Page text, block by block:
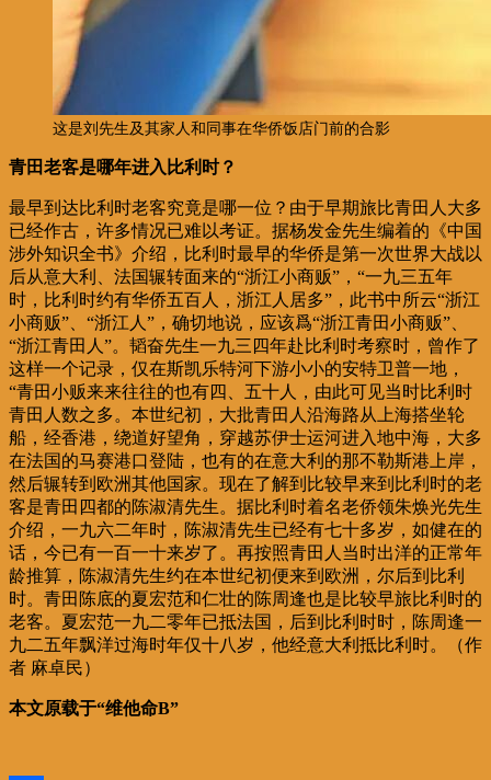
这是刘先生及其家人和同事在华侨饭店门前的合影
青田老客是哪年进入比利时？
最早到达比利时老客究竟是哪一位？由于早期旅比青田人大多
已经作古，许多情况已难以考证。据杨发金先生编着的《中国
涉外知识全书》介绍，比利时最早的华侨是第一次世界大战以
后从意大利、法国辗转面来的“浙江小商贩”，“一九三五年
时，比利时约有华侨五百人，浙江人居多”，此书中所云“浙江
小商贩”、“浙江人”，确切地说，应该爲“浙江青田小商贩”、
“浙江青田人”。韬奋先生一九三四年赴比利时考察时，曾作了
这样一个记录，仅在斯凯乐特河下游小小的安特卫普一地，
“青田小贩来来往往的也有四、五十人，由此可见当时比利时
青田人数之多。本世纪初，大批青田人沿海路从上海搭坐轮
船，经香港，绕道好望角，穿越苏伊士运河进入地中海，大多
在法国的马赛港口登陆，也有的在意大利的那不勒斯港上岸，
然后辗转到欧洲其他国家。现在了解到比较早来到比利时的老
客是青田四都的陈淑清先生。据比利时着名老侨领朱焕光先生
介绍，一九六二年时，陈淑清先生已经有七十多岁，如健在的
话，今已有一百一十来岁了。再按照青田人当时出洋的正常年
龄推算，陈淑清先生约在本世纪初便来到欧洲，尔后到比利
时。青田陈底的夏宏范和仁壮的陈周逢也是比较早旅比利时的
老客。夏宏范一九二零年已抵法国，后到比利时时，陈周逢一
九二五年飘洋过海时年仅十八岁，他经意大利抵比利时。（作
者 麻卓民）
本文原载于“维他命B”